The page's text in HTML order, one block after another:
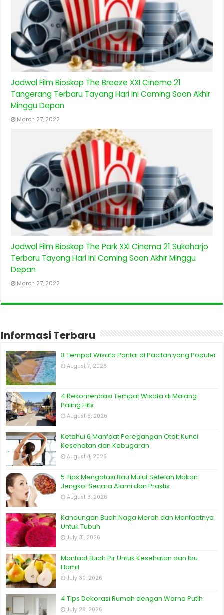
Jadwal Film Bioskop The Breeze XXI Cinema 21
Tangerang Terbaru Tayang Hari Ini Coming Soon Akhir
Minggu Depan
March 27, 2022
Jadwal Film Bioskop The Park XXI Cinema 21 Sukoharjo
Terbaru Tayang Hari Ini Coming Soon Akhir Minggu
Depan
March 27, 2022
Informasi Terbaru
3 Tempat Wisata Pantai di Pacitan yang Populer
August 7, 2026
4 Rekomendasi Tempat Wisata di Malang
Paling Hits
August 6, 2026
Ketahui 6 Manfaat Peregangan Otot: Kunci
Kesehatan dan Kebugaran
August 4, 2026
5 Tips Mengatasi Bau Mulut Setelah Makan
Jengkol Secara Alami dan Praktis
August 3, 2026
Kandungan Buah Naga Merah dan Manfaatnya
Untuk Tubuh
July 31, 2026
Manfaat Buah Pir Untuk Kesehatan dan Ibu
Hamil
July 30, 2026
4 Tips Dekorasi Rumah dengan Warna Putih
July 28, 2026